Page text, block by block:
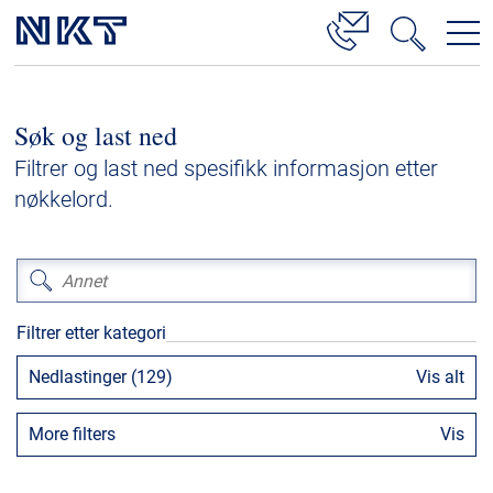
Høyspenningskabelløsninger
Kabelservice
Lavspenning
Høyspenningskabeltilbehør
Mellomspenningskabeltilbehør
Referanser
Nedlastinger
Søk og last ned
Filtrer og last ned spesifikk informasjon etter
nøkkelord.
Filtrer etter kategori
Nedlastinger (129) Vis alt
More filters Vis